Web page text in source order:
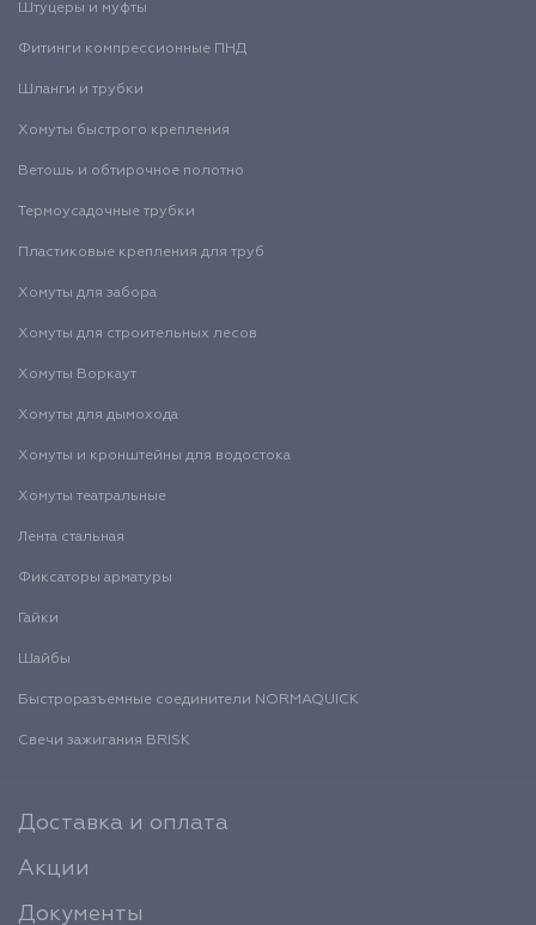
Штуцеры и муфты
Фитинги компрессионные ПНД
Шланги и трубки
Хомуты быстрого крепления
Ветошь и обтирочное полотно
Термоусадочные трубки
Пластиковые крепления для труб
Хомуты для забора
Хомуты для строительных лесов
Хомуты Воркаут
Хомуты для дымохода
Хомуты и кронштейны для водостока
Хомуты театральные
Лента стальная
Фиксаторы арматуры
Гайки
Шайбы
Быстроразъемные соединители NORMAQUICK
Свечи зажигания BRISK
Доставка и оплата
Акции
Документы